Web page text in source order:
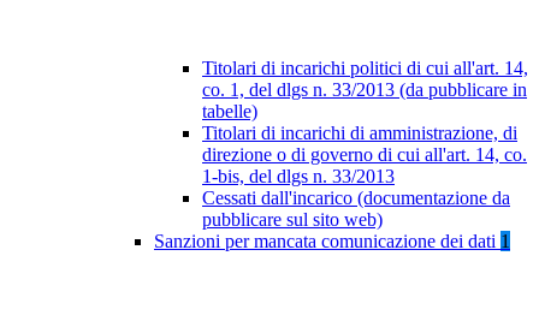
Titolari di incarichi politici di cui all'art. 14,
co. 1, del dlgs n. 33/2013 (da pubblicare in
tabelle)
Titolari di incarichi di amministrazione, di
direzione o di governo di cui all'art. 14, co.
1-bis, del dlgs n. 33/2013
Cessati dall'incarico (documentazione da
pubblicare sul sito web)
Sanzioni per mancata comunicazione dei dati 1